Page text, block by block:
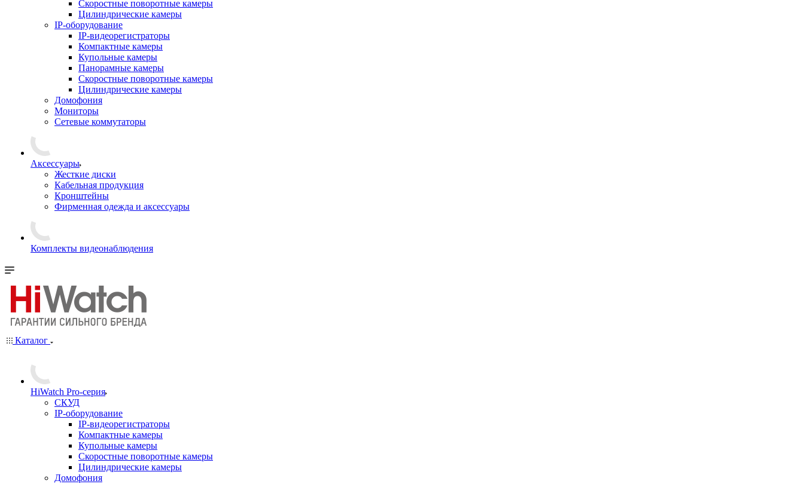
Скоростные поворотные камеры
Цилиндрические камеры
IP-оборудование
IP-видеорегистраторы
Компактные камеры
Купольные камеры
Панорамные камеры
Скоростные поворотные камеры
Цилиндрические камеры
Домофония
Мониторы
Сетевые коммутаторы
Аксессуары
Жесткие диски
Кабельная продукция
Кронштейны
Фирменная одежда и аксессуары
Комплекты видеонаблюдения
Каталог
HiWatch Pro-серия
CКУД
IP-оборудование
IP-видеорегистраторы
Компактные камеры
Купольные камеры
Скоростные поворотные камеры
Цилиндрические камеры
Домофония